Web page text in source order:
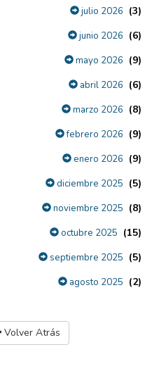
julio 2026 (3)
junio 2026 (6)
mayo 2026 (9)
abril 2026 (6)
marzo 2026 (8)
febrero 2026 (9)
enero 2026 (9)
diciembre 2025 (5)
noviembre 2025 (8)
octubre 2025 (15)
septiembre 2025 (5)
agosto 2025 (2)
Volver Atrás